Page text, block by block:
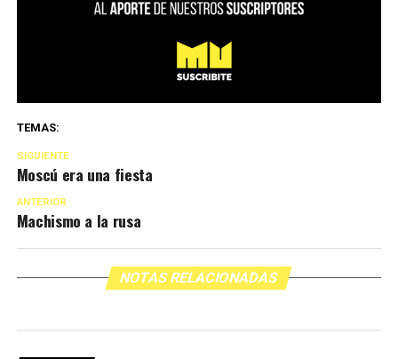
TEMAS:
SIGUIENTE
Moscú era una fiesta
ANTERIOR
Machismo a la rusa
NOTAS RELACIONADAS